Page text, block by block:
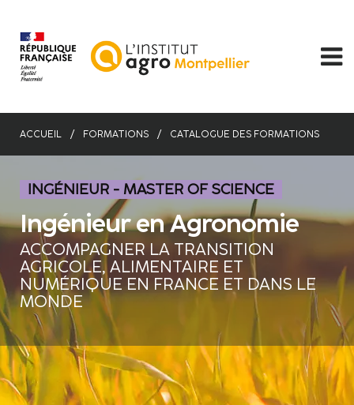
contenu
principal
ACCUEIL FORMATIONS CATALOGUE DES FORMATIONS
INGÉNIEUR - MASTER OF SCIENCE
Ingénieur en Agronomie
ACCOMPAGNER LA TRANSITION
AGRICOLE, ALIMENTAIRE ET
NUMÉRIQUE EN FRANCE ET DANS LE
MONDE